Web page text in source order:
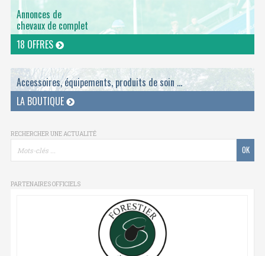
Annonces de
chevaux de complet
18 OFFRES
Accessoires, équipements, produits de soin ...
LA BOUTIQUE
RECHERCHER UNE ACTUALITÉ
PARTENAIRES OFFICIELS